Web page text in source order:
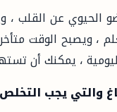
الحيوي عن القلب ،
، ويصبح الوقت
، يمكنك أن
والتي يجب